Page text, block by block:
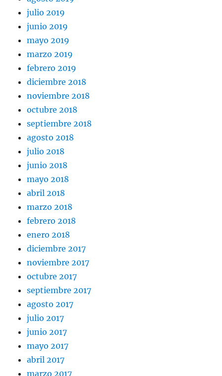
julio 2019
junio 2019
mayo 2019
marzo 2019
febrero 2019
diciembre 2018
noviembre 2018
octubre 2018
septiembre 2018
agosto 2018
julio 2018
junio 2018
mayo 2018
abril 2018
marzo 2018
febrero 2018
enero 2018
diciembre 2017
noviembre 2017
octubre 2017
septiembre 2017
agosto 2017
julio 2017
junio 2017
mayo 2017
abril 2017
marzo 2017